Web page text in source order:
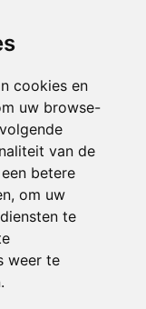
cookies en
uw browse-
van de
betere
, om uw
te
weer te
.
|RSIN en Anbi